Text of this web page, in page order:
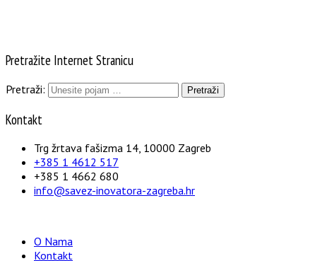
Pretražite Internet Stranicu
Pretraži:
Kontakt
Trg žrtava fašizma 14, 10000 Zagreb
+385 1 4612 517
+385 1 4662 680
info@savez-inovatora-zagreba.hr
O Nama
Kontakt